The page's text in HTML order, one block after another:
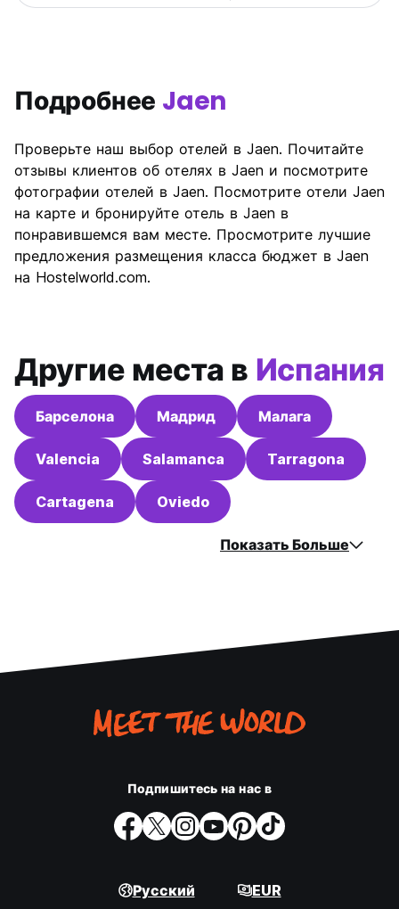
Подробнее Jaen
Проверьте наш выбор отелей в Jaen. Почитайте
отзывы клиентов об отелях в Jaen и посмотрите
фотографии отелей в Jaen. Посмотрите отели Jaen
на карте и бронируйте отель в Jaen в
понравившемся вам месте. Просмотрите лучшие
предложения размещения класса бюджет в Jaen
на Hostelworld.com.
Другие места в Испания
Барселона Мадрид Малага
Valencia Salamanca Tarragona
Cartagena Oviedo
Показать Больше
Подпишитесь на нас в
Русский EUR